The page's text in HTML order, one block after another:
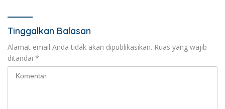
Tinggalkan Balasan
Alamat email Anda tidak akan dipublikasikan. Ruas yang wajib
ditandai *